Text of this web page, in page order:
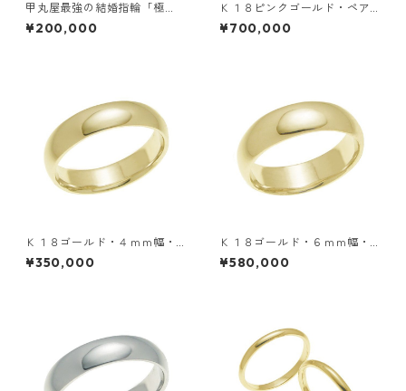
甲丸屋最強の結婚指輪「極
（きわみ）甲丸 type 1」
¥200,000
Ｋ１８ピンクゴールド・ペア
リング・４ｍｍ幅・甲丸リン
グ
¥700,000
Ｋ１８ゴールド・４ｍｍ幅・
甲丸リング
¥350,000
Ｋ１８ゴールド・６ｍｍ幅・
甲丸リング
¥580,000